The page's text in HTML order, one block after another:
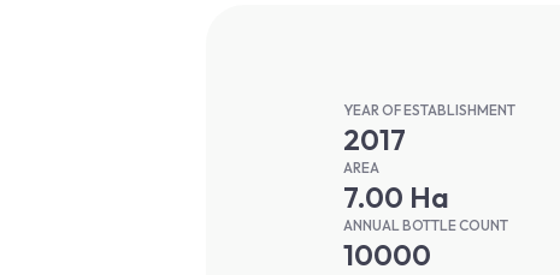
YEAR OF ESTABLISHMENT
2017
AREA
7.00 Ha
ANNUAL BOTTLE COUNT
10000